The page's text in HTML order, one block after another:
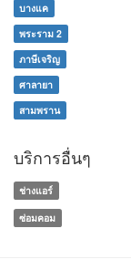
บางแค
พระราม 2
ภาษีเจริญ
ศาลายา
สามพราน
บริการอื่นๆ
ช่างแอร์
ซ่อมคอม